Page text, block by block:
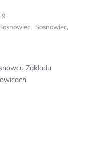
, Sosnowiec,
Zakladu